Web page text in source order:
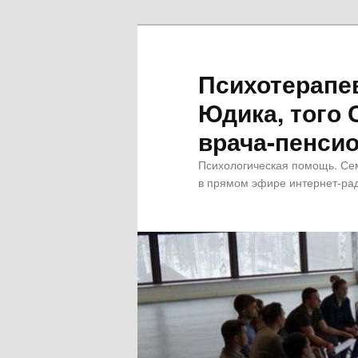
Юдика, того
врача-
Психологическая помощь.
в прямом эфире интернет-